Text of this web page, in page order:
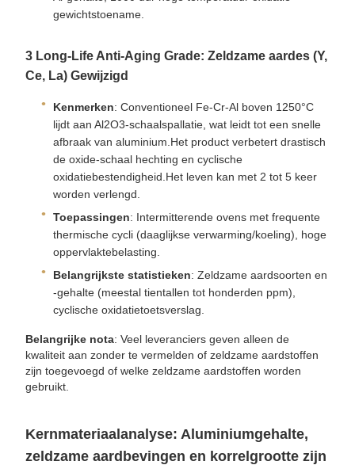
gewichtstoename.
3️ Long-Life Anti-Aging Grade: Zeldzame aardes (Y,
Ce, La) Gewijzigd
Kenmerken: Conventioneel Fe-Cr-Al boven 1250°C
lijdt aan Al2O3-schaalspallatie, wat leidt tot een snelle
afbraak van aluminium.Het product verbetert drastisch
de oxide-schaal hechting en cyclische
oxidatiebestendigheid.Het leven kan met 2 tot 5 keer
worden verlengd.
Toepassingen: Intermitterende ovens met frequente
thermische cycli (daaglijkse verwarming/koeling), hoge
oppervlaktebelasting.
Belangrijkste statistieken: Zeldzame aardsoorten en
-gehalte (meestal tientallen tot honderden ppm),
cyclische oxidatietoetsverslag.
Belangrijke nota: Veel leveranciers geven alleen de
kwaliteit aan zonder te vermelden of zeldzame aardstoffen
zijn toegevoegd of welke zeldzame aardstoffen worden
gebruikt.
Kernmateriaalanalyse: Aluminiumgehalte,
zeldzame aardbevingen en korrelgrootte zijn